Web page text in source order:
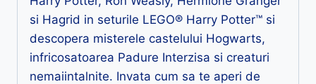
si Hagrid in seturile LEGO® Harry Potter™ si
descopera misterele castelului Hogwarts,
infricosatoarea Padure Interzisa si creaturi
nemaiintalnite. Invata cum sa te aperi de